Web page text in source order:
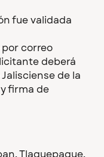
fue validada
correo
deberá
de la
firma de
Tlaquepaque,